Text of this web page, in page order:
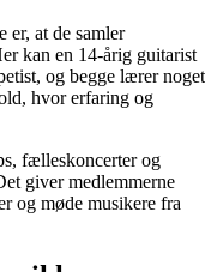
er, at de samler
kan en 14-årig guitarist
og begge lærer noget
hvor erfaring og
fælleskoncerter og
giver medlemmerne
og møde musikere fra